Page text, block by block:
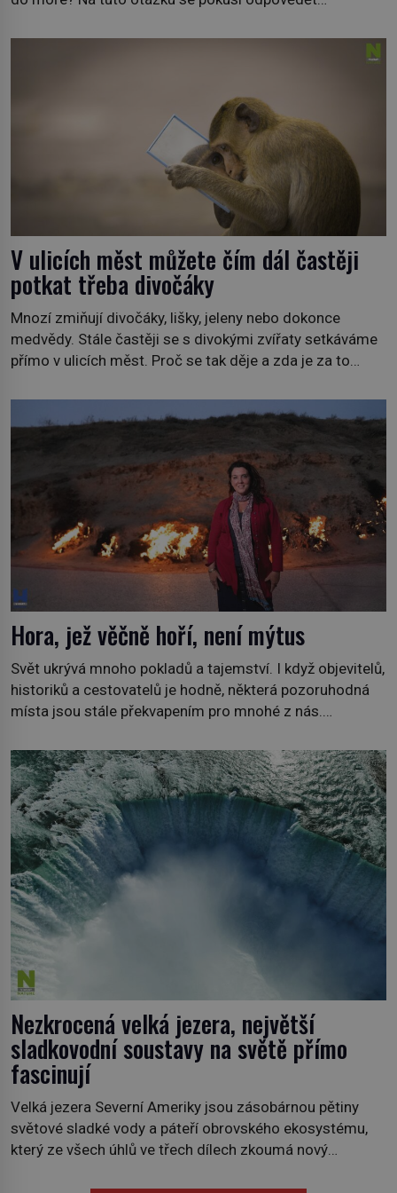
premiéru ve čtvrtek 29. února ve 20:00 na televizní
V ulicích měst můžete čím dál častěji
potkat třeba divočáky
Mnozí zmiňují divočáky, lišky, jeleny nebo dokonce
medvědy. Stále častěji se s divokými zvířaty setkáváme
přímo v ulicích měst. Proč se tak děje a zda je za to
jiných. My se raději podíváme do jiných zemí a
prozkoumáme, jaká další zvířata po celém světě se
Hora, jež věčně hoří, není mýtus
Svět ukrývá mnoho pokladů a tajemství. I když objevitelů,
historiků a cestovatelů je hodně, některá pozoruhodná
místa jsou stále překvapením pro mnohé z nás.
Albánie či úchvatná atmosféra Kypru jsou jedny z míst,
která nám mají co nabídnout a vyprávět. Uznávaná
historička Bettany Hughes, se vydala prozkoumat
pozoruhodné úkazy, o kterých jste možná doposud
neslyšeli. Hora, […]
Nezkrocená velká jezera, největší
sladkovodní soustavy na světě přímo
fascinují
Velká jezera Severní Ameriky jsou zásobárnou pětiny
světové sladké vody a páteří obrovského ekosystému,
který ze všech úhlů ve třech dílech zkoumá nový